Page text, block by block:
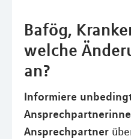
Bafög,
welche
an?
Informiere
Ansprechpartner